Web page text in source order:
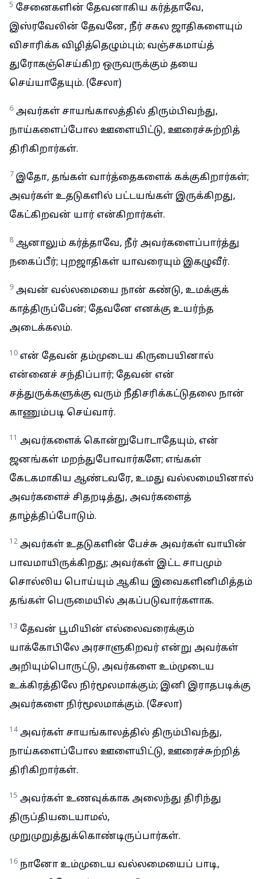
5 சேனைகளின் தேவனாகிய கர்த்தாவே,
இஸ்ரவேலின் தேவனே, நீர் சகல ஜாதிகளையும்
விசாரிக்க விழித்தெழும்பும்; வஞ்சகமாய்த்
துரோகஞ்செய்கிற ஒருவருக்கும் தயை
செய்யாதேயும். (சேலா)
6 அவர்கள் சாயங்காலத்தில் திரும்பிவந்து,
நாய்களைப்போல ஊளையிட்டு, ஊரைச்சுற்றித்
திரிகிறார்கள்.
7 இதோ, தங்கள் வார்த்தைகளைக் கக்குகிறார்கள்;
அவர்கள் உதடுகளில் பட்டயங்கள் இருக்கிறது,
கேட்கிறவன் யார் என்கிறார்கள்.
8 ஆனாலும் கர்த்தாவே, நீர் அவர்களைப்பார்த்து
நகைப்பீர்; புறஜாதிகள் யாவரையும் இகழுவீர்.
9 அவன் வல்லமையை நான் கண்டு, உமக்குக்
காத்திருப்பேன்; தேவனே எனக்கு உயர்ந்த
அடைக்கலம்.
10 என் தேவன் தம்முடைய கிருபையினால்
என்னைச் சந்திப்பார்; தேவன் என்
சத்துருக்களுக்கு வரும் நீதிசரிக்கட்டுதலை நான்
காணும்படி செய்வார்.
11 அவர்களைக் கொன்றுபோடாதேயும், என்
ஜனங்கள் மறந்துபோவார்களே; எங்கள்
கேடகமாகிய ஆண்டவரே, உமது வல்லமையினால்
அவர்களைச் சிதறடித்து, அவர்களைத்
தாழ்த்திப்போடும்.
12 அவர்கள் உதடுகளின் பேச்சு அவர்கள் வாயின்
பாவமாயிருக்கிறது; அவர்கள் இட்ட சாபமும்
சொல்லிய பொய்யும் ஆகிய இவைகளினிமித்தம்
தங்கள் பெருமையில் அகப்படுவார்களாக.
13 தேவன் பூமியின் எல்லைவரைக்கும்
யாக்கோபிலே அரசாளுகிறவர் என்று அவர்கள்
அறியும்பொருட்டு, அவர்களை உம்முடைய
உக்கிரத்திலே நிர்மூலமாக்கும்; இனி இராதபடிக்கு
அவர்களை நிர்மூலமாக்கும். (சேலா)
14 அவர்கள் சாயங்காலத்தில் திரும்பிவந்து,
நாய்களைப்போல ஊளையிட்டு, ஊரைச்சுற்றித்
திரிகிறார்கள்.
15 அவர்கள் உணவுக்காக அலைந்து திரிந்து
திருப்தியடையாமல்,
முறுமுறுத்துக்கொண்டிருப்பார்கள்.
16 நானோ உம்முடைய வல்லமையைப் பாடி,